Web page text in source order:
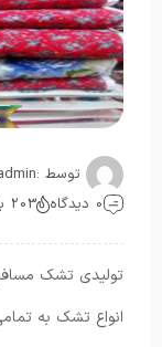
توسط :
0 دیدگاه
203 بازدید
تولیدی تشک
انواع تشک به